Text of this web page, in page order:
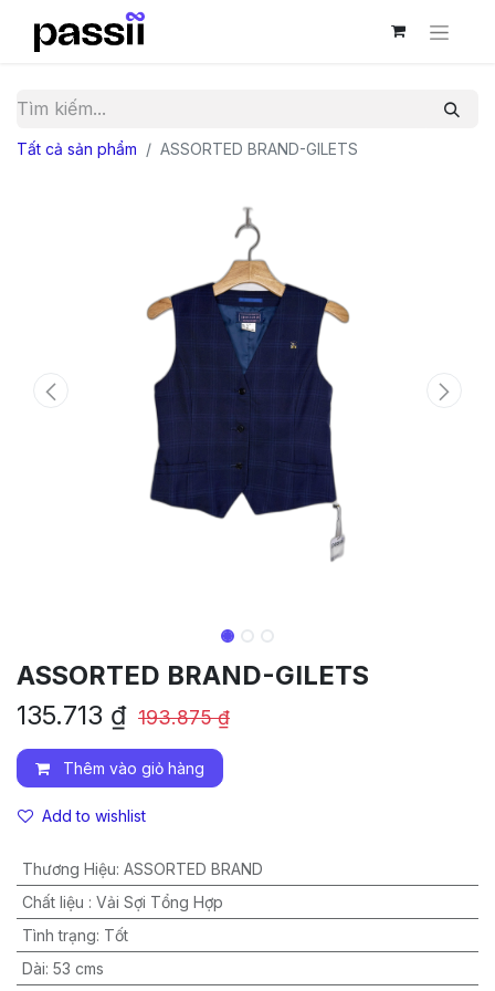
Tất cả sản phẩm ASSORTED BRAND-GILETS
ASSORTED BRAND-GILETS
135.713 ₫ 193.875₫
Thêm vào giỏ hàng
Add to wishlist
Thương Hiệu: ASSORTED BRAND
Chất liệu : Vải Sợi Tổng Hợp
Tình trạng: Tốt
Dài: 53 cms